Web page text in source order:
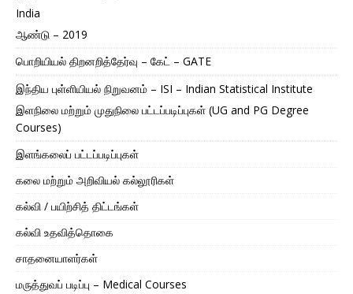
India
ஆண்டு – 2019
பொறியியல் திறனறித்தேர்வு – கேட் – GATE
இந்திய புள்ளியியல் நிறுவனம் – ISI – Indian Statistical Institute
இளநிலை மற்றும் முதுநிலை பட்டப்படிப்புகள் (UG and PG Degree
Courses)
இளங்கலைப் பட்டப்படிப்புகள்
கலை மற்றும் அறிவியல் கல்லூரிகள்
கல்வி / பயிற்சித் திட்டங்கள்
கல்வி உதவித்தொகை
சாதனையாளர்கள்
மருத்துவப் படிப்பு – Medical Courses